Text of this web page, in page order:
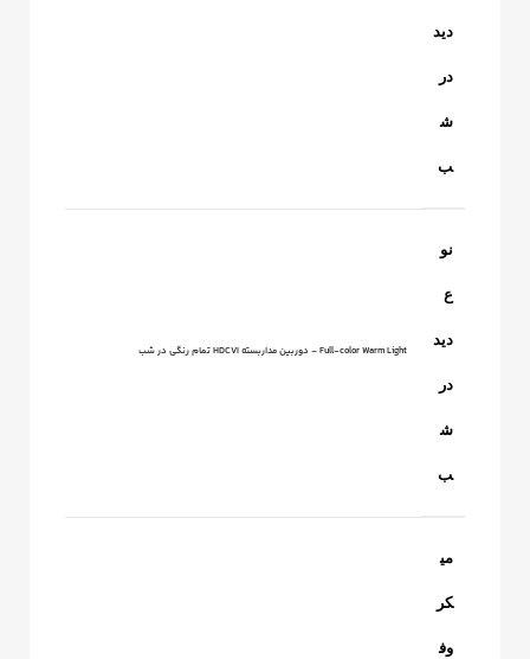
دید
در
ش
ب
نو
ع
دید
در
ش
ب
Full-color Warm Light – دوربین مداربسته HDCVI تمام رنگی در شب
می
کر
وف